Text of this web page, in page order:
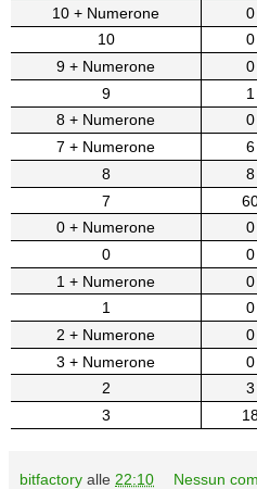
10 + Numerone
0
10
0
9 + Numerone
0
9
1
8 + Numerone
0
7 + Numerone
6
8
8
7
0 + Numerone
0
0
0
1 + Numerone
0
1
0
2 + Numerone
0
3 + Numerone
0
2
3
3
bitfactory alle 22:10 Nessun